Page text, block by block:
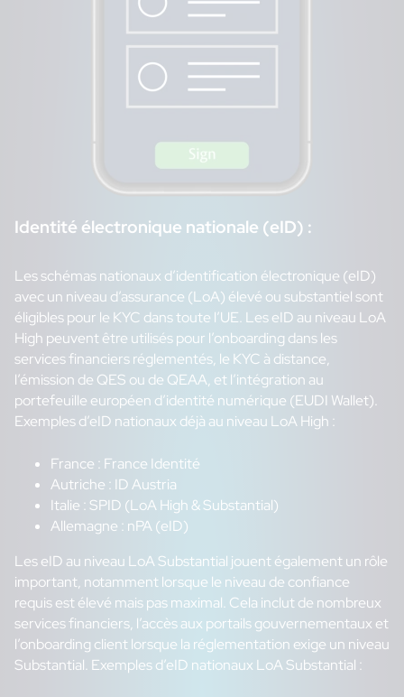
Identité électronique nationale (eID) :
Les schémas nationaux d’identification électronique (eID)
avec un niveau d’assurance (LoA) élevé ou substantiel sont
éligibles pour le KYC dans toute l’UE. Les eID au niveau LoA
High peuvent être utilisés pour l’onboarding dans les
services financiers réglementés, le KYC à distance,
l’émission de QES ou de QEAA, et l’intégration au
portefeuille européen d’identité numérique (EUDI Wallet).
Exemples d’eID nationaux déjà au niveau LoA High :
France : France Identité
Autriche : ID Austria
Italie : SPID (LoA High & Substantial)
Allemagne : nPA (eID)
Les eID au niveau LoA Substantial jouent également un rôle
important, notamment lorsque le niveau de confiance
requis est élevé mais pas maximal. Cela inclut de nombreux
services financiers, l’accès aux portails gouvernementaux et
l’onboarding client lorsque la réglementation exige un niveau
Substantial. Exemples d’eID nationaux LoA Substantial :